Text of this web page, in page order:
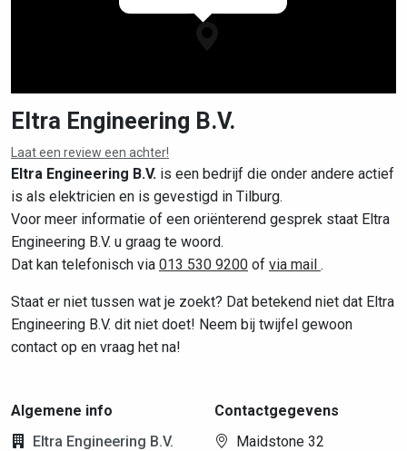
Leaflet|©OpenStreetMapcontributors
Eltra Engineering B.V.
Laat een review een achter!
Eltra Engineering B.V. is een bedrijf die onder andere actief
is als elektricien en is gevestigd in Tilburg.
Voor meer informatie of een oriënterend gesprek staat Eltra
Engineering B.V. u graag te woord.
Dat kan telefonisch via 013 530 9200 of via mail .
Staat er niet tussen wat je zoekt? Dat betekend niet dat Eltra
Engineering B.V. dit niet doet! Neem bij twijfel gewoon
contact op en vraag het na!
Algemene info
Eltra Engineering B.V.
Contactgegevens
Maidstone 32